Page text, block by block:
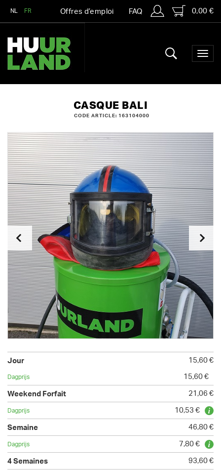
NL FR Offres d’emploi FAQ 0,00 €
CASQUE BALI
CODE ARTICLE: 163104000
15,60 €
15,60 €
21,06 €
10,53 €
46,80 €
7,80 €
93,60 €